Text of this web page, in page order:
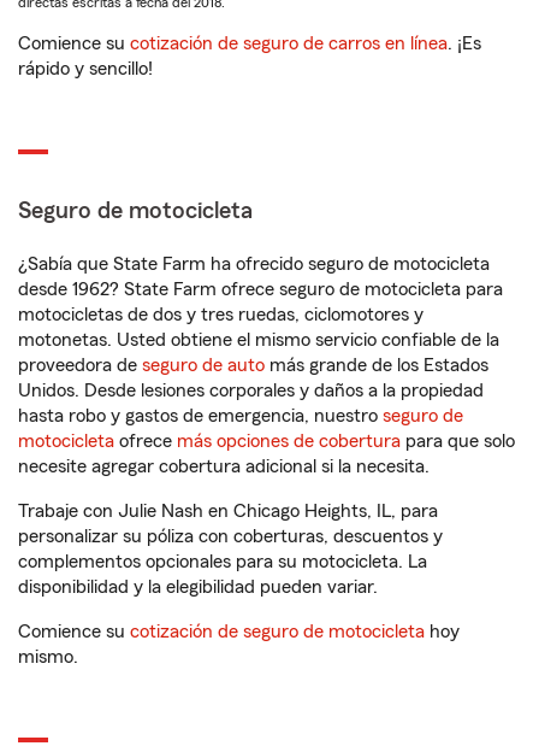
Comience su cotización de seguro de carros en línea. ¡Es
rápido y sencillo!
Seguro de motocicleta
¿Sabía que State Farm ha ofrecido seguro de motocicleta
desde 1962? State Farm ofrece seguro de motocicleta para
motocicletas de dos y tres ruedas, ciclomotores y
motonetas. Usted obtiene el mismo servicio confiable de la
proveedora de seguro de auto más grande de los Estados
Unidos. Desde lesiones corporales y daños a la propiedad
hasta robo y gastos de emergencia, nuestro seguro de
motocicleta ofrece más opciones de cobertura para que solo
necesite agregar cobertura adicional si la necesita.
Trabaje con Julie Nash en Chicago Heights, IL, para
personalizar su póliza con coberturas, descuentos y
complementos opcionales para su motocicleta. La
disponibilidad y la elegibilidad pueden variar.
Comience su cotización de seguro de motocicleta hoy
mismo.